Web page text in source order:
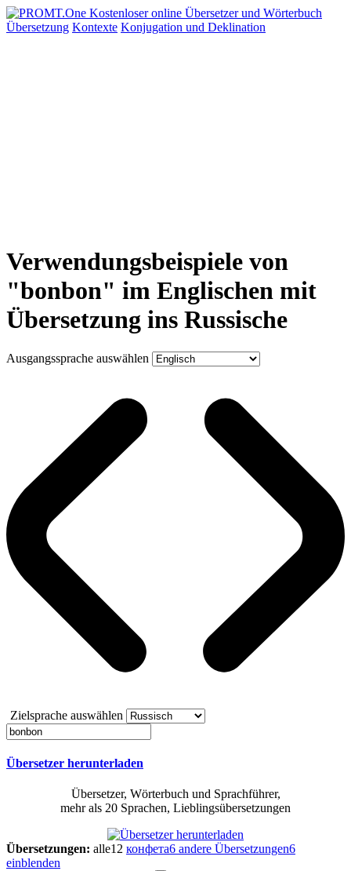
Übersetzung Kontexte Konjugation und Deklination
Verwendungsbeispiele von
"bonbon" im Englischen mit
Übersetzung ins Russische
Ausgangssprache auswählen
Zielsprache auswählen
Übersetzer herunterladen
Übersetzer, Wörterbuch und Sprachführer,
mehr als 20 Sprachen, Lieblingsübersetzungen
Übersetzungen: alle12 конфета6 andere Übersetzungen6
einblenden